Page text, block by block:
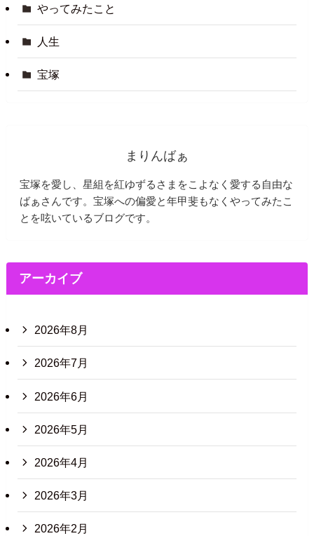
やってみたこと
人生
宝塚
まりんばぁ
宝塚を愛し、星組を紅ゆずるさまをこよなく愛する自由な
ばぁさんです。宝塚への偏愛と年甲斐もなくやってみたこ
とを呟いているブログです。
アーカイブ
2026年8月
2026年7月
2026年6月
2026年5月
2026年4月
2026年3月
2026年2月